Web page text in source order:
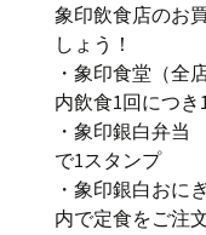
象印飲食店のお
しょう！
・象印食堂（
内飲食1回につき
・象印銀白弁当
で1スタンプ
・象印銀白おに
内で定食をご注